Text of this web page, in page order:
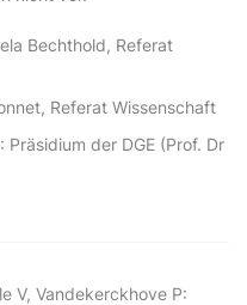
Bechthold, Referat
Referat Wissenschaft
: Präsidium der DGE (Prof. Dr
V, Vandekerckhove P: